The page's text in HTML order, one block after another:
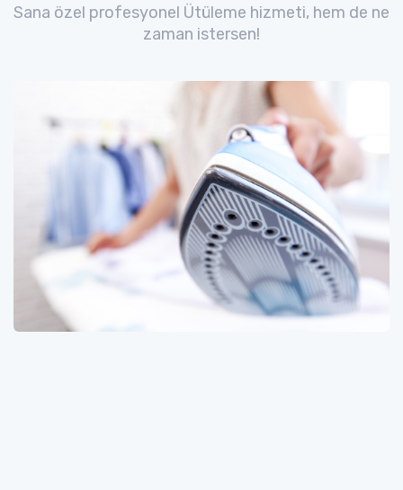
Sana özel profesyonel Ütüleme hizmeti, hem de ne
zaman istersen!